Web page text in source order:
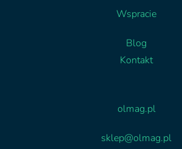
Wspracie
Blog
Kontakt
olmag.pl
sklep@olmag.pl